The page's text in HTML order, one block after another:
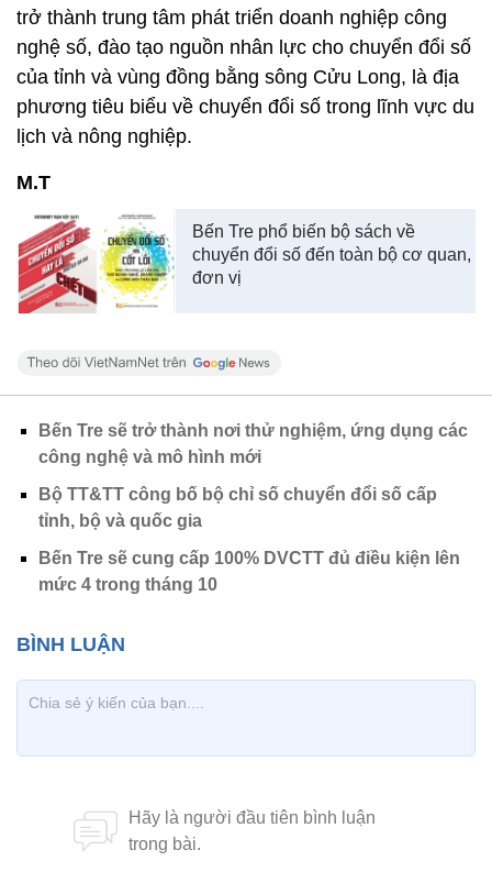
trở thành trung tâm phát triển doanh nghiệp công
nghệ số, đào tạo nguồn nhân lực cho chuyển đổi số
của tỉnh và vùng đồng bằng sông Cửu Long, là địa
phương tiêu biểu về chuyển đổi số trong lĩnh vực du
lịch và nông nghiệp.
M.T
Bến Tre phổ biến bộ sách về
chuyển đổi số đến toàn bộ cơ quan,
đơn vị
Bến Tre sẽ trở thành nơi thử nghiệm, ứng dụng các
công nghệ và mô hình mới
Bộ TT&TT công bố bộ chỉ số chuyển đổi số cấp
tỉnh, bộ và quốc gia
Bến Tre sẽ cung cấp 100% DVCTT đủ điều kiện lên
mức 4 trong tháng 10